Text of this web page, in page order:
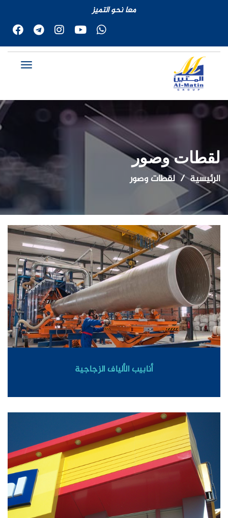
معا نحو التميز
لقطات وصور
الرئيسية لقطات وصور
أنابيب الألياف الزجاجية